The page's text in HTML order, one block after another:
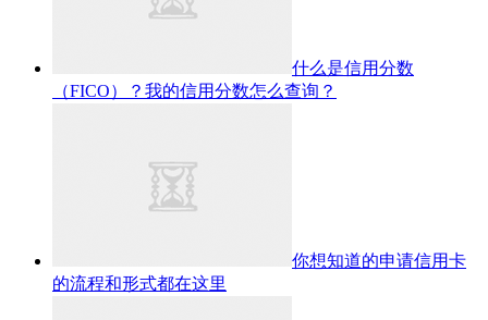
什么是信用分数
（FICO）？我的信用分数怎么查询？
你想知道的申请信用卡
的流程和形式都在这里